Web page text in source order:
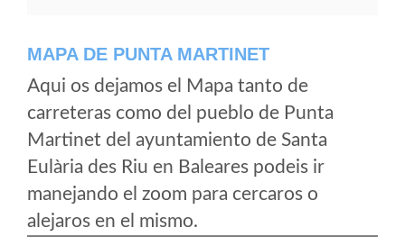
MAPA DE PUNTA MARTINET
Aqui os dejamos el Mapa tanto de
carreteras como del pueblo de Punta
Martinet del ayuntamiento de Santa
Eulària des Riu en Baleares podeis ir
manejando el zoom para cercaros o
alejaros en el mismo.